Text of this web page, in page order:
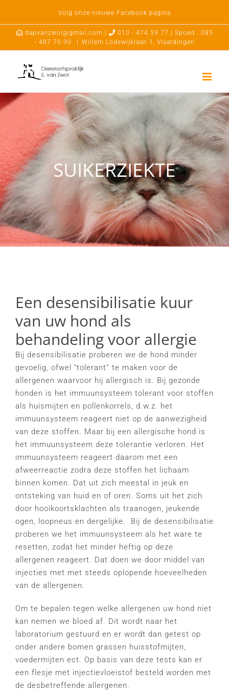
inhoud
Volg onze nieuwe Facebook pagina
dapvanzwol@gmail.com |
010 - 474 59 77 | Spoed : 085
- 487 70 90
Willem Lodewijklaan 1, Vlaardingen
SUIKERZIEKTE
Een desensibilisatie kuur
van uw hond als
behandeling voor allergie
Bij desensibilisatie proberen we de hond minder
gevoelig, ofwel “tolerant” te maken voor de
allergenen waarvoor hij allergisch is. Bij gezonde
honden is het immuunsysteem tolerant voor stoffen
als huismijten en pollenkorrels, d.w.z. het
immuunsysteem reageert niet op de aanwezigheid
van deze stoffen. Maar bij een allergische hond is
het immuunsysteem deze tolerantie verloren. Het
immuunsysteem reageert daarom met een
afweerreactie zodra deze stoffen het lichaam
binnen komen. Dat uit zich meestal in jeuk en
ontsteking van huid en of oren. Soms uit het zich
door hooikoortsklachten als traanogen, jeukende
ogen, loopneus en dergelijke. Bij de desensibilisatie
proberen we het immuunsysteem als het ware te
resetten, zodat het minder heftig op deze
allergenen reageert. Dat doen we door middel van
injecties met met steeds oplopende hoeveelheden
van de allergenen.
Om te bepalen tegen welke allergenen uw hond niet
kan nemen we bloed af. Dit wordt naar het
laboratorium gestuurd en er wordt dan getest op
onder andere bomen grassen huisstofmijten,
voedermijten ect. Op basis van deze tests kan er
een flesje met injectievloeistof besteld worden met
de desbetreffende allergenen.